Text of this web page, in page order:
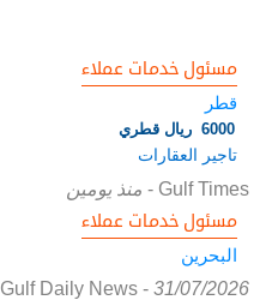
مسئول خدمات عملاء
قطر
6000 ريال قطري
تاجير العقارات
Gulf Times
- منذ يومين
مسئول خدمات عملاء
البحرين
Gulf Daily News- 31/07/2026